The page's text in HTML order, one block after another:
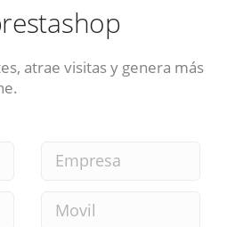
atrae visitas y genera más